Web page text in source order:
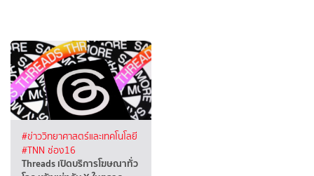
#ข่าววิทยาศาสตร์และเทคโนโลยี
#TNN ช่อง16
Threads เปิดบริการโฆษณาทั่ว